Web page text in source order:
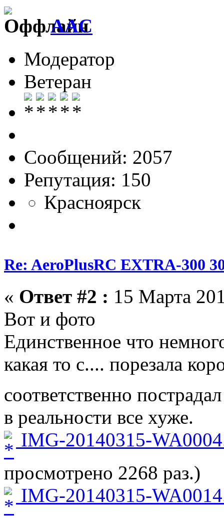
AAC
Модератор
Ветеран
Сообщений: 2057
Репутация: 150
Красноярск
Re: AeroPlusRC EXTRA-300
« Ответ #2 : 15 Марта
Вот и фото
Единственное что
какая то с.... порезала
соответственно
в реальности все хуже.
IMG-20140315-
просмотрено 2268 раз.)
IMG-20140315-